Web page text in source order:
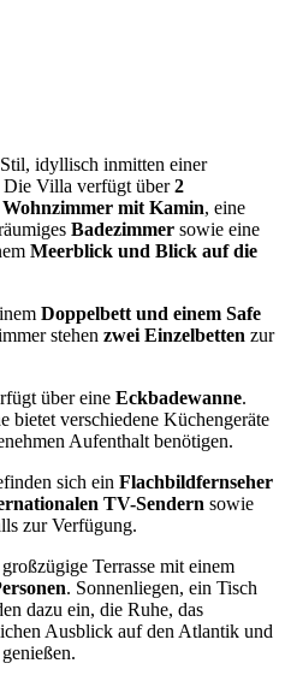
idyllisch inmitten einer
Die Villa verfügt über2
Wohnzimmer mit Kamin, eine
Badezimmer sowie eine
Meerblick und Blick auf die
Doppelbett und einem Safe
stehen zwei Einzelbetten zur
über eine Eckbadewanne.
bietet verschiedene Küchengeräte
Aufenthalt benötigen.
sich ein Flachbildfernseher
TV-Sendern sowie
zur Verfügung.
Terrasse mit einem
. Sonnenliegen, ein Tisch
dazu ein, die Ruhe, das
Ausblick auf den Atlantik und